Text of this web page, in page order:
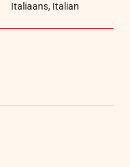
Italiaans, Italian